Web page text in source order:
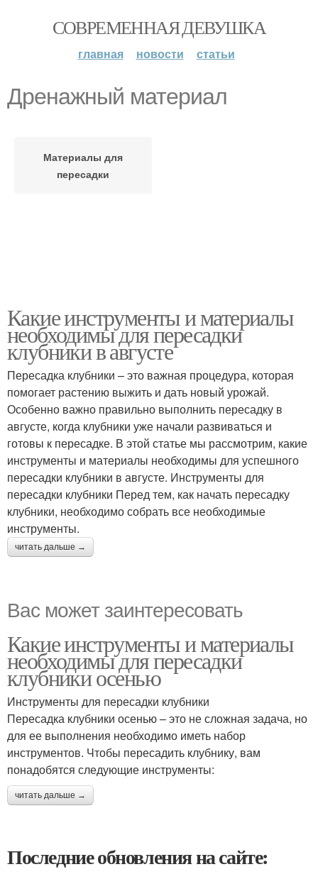
СОВРЕМЕННАЯ ДЕВУШКА
главная новости статьи
Дренажный материал
Материалы для
пересадки
Какие инструменты и материалы
необходимы для пересадки
клубники в августе
Пересадка клубники – это важная процедура, которая
помогает растению выжить и дать новый урожай.
Особенно важно правильно выполнить пересадку в
августе, когда клубники уже начали развиваться и
готовы к пересадке. В этой статье мы рассмотрим, какие
инструменты и материалы необходимы для успешного
пересадки клубники в августе. Инструменты для
пересадки клубники Перед тем, как начать пересадку
клубники, необходимо собрать все необходимые
инструменты.
читать дальше →
Вас может заинтересовать
Какие инструменты и материалы
необходимы для пересадки
клубники осенью
Инструменты для пересадки клубники
Пересадка клубники осенью – это не сложная задача, но
для ее выполнения необходимо иметь набор
инструментов. Чтобы пересадить клубнику, вам
понадобятся следующие инструменты:
читать дальше →
Последние обновления на сайте: